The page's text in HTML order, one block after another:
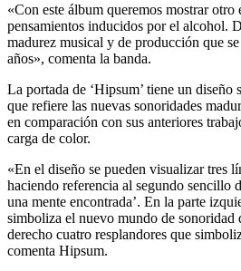
«Con este álbum queremos mostrar otro
pensamientos inducidos por el alcohol.
madurez musical y de producción que
años», comenta la banda.
La portada de ‘Hipsum’ tiene un
que refiere las nuevas sonoridades
en comparación con sus anteriores
carga de color.
«En el diseño se pueden visualizar tres
haciendo referencia al segundo sencillo
una mente encontrada’. En la parte
simboliza el nuevo mundo de sonoridad
derecho cuatro resplandores que
comenta Hipsum.